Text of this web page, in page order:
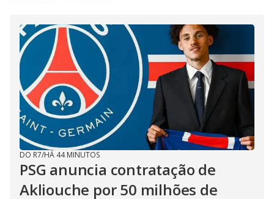
DO R7/HÁ 44 MINUTOS
PSG anuncia contratação de
Akliouche por 50 milhões de